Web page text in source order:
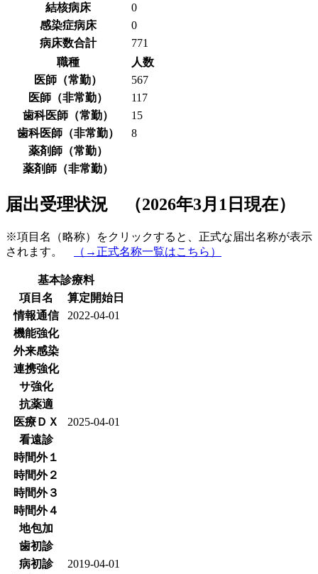
結核病床
0
感染症病床
0
病床数合計
771
職種
人数
医師（常勤）
567
医師（非常勤）
117
歯科医師（常勤）
15
歯科医師（非常勤）
8
薬剤師（常勤）
薬剤師（非常勤）
届出受理状況 （2026年3月1日現在）
※項目名（略称）をクリックすると、正式な届出名称が表示
されます。
（→正式名称一覧はこちら）
基本診療料
項目名
算定開始日
情報通信
2022-04-01
機能強化
外来感染
連携強化
サ強化
抗薬適
医療ＤＸ
2025-04-01
看遠診
時間外１
時間外２
時間外３
時間外４
地包加
歯初診
病初診
2019-04-01